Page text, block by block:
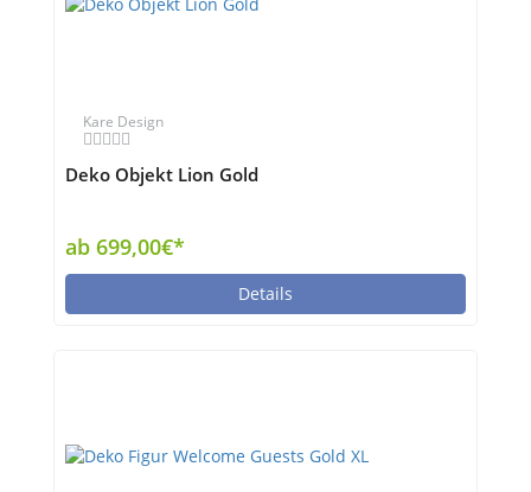
Kare Design
Deko Objekt Lion Gold
ab 699,00€*
Details